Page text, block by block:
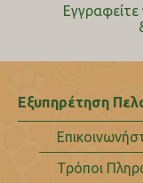
Εξυπηρέτηση
Τρόποι